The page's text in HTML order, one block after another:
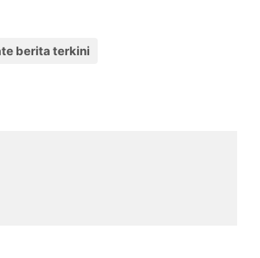
berita terkini